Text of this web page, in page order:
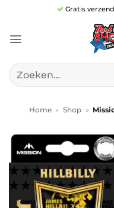
inhoud
Gratis
Zoeken
naar:
Home » Shop »